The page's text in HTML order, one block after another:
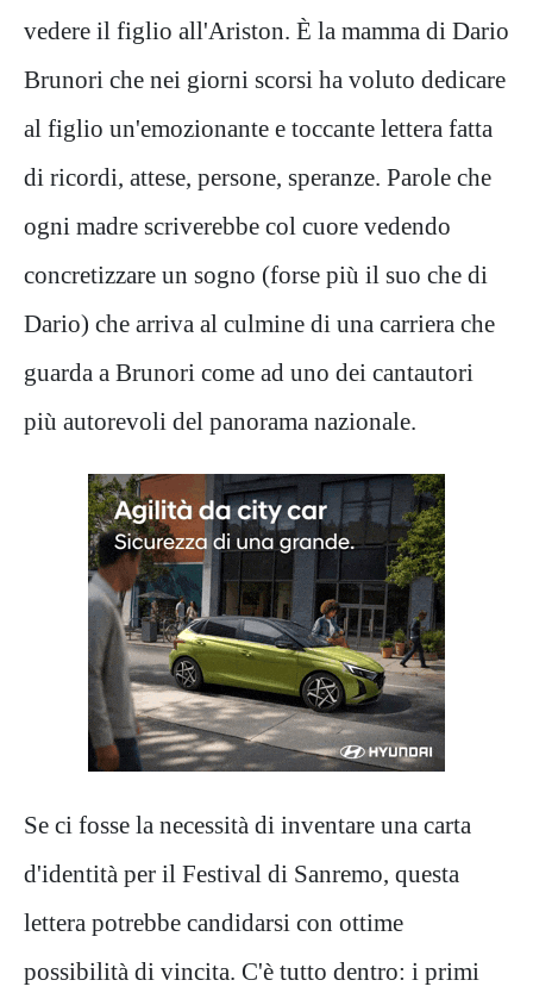
vedere il figlio all'Ariston. È la mamma di Dario
Brunori che nei giorni scorsi ha voluto dedicare
al figlio un'emozionante e toccante lettera fatta
di ricordi, attese, persone, speranze. Parole che
ogni madre scriverebbe col cuore vedendo
concretizzare un sogno (forse più il suo che di
Dario) che arriva al culmine di una carriera che
guarda a Brunori come ad uno dei cantautori
più autorevoli del panorama nazionale.
Se ci fosse la necessità di inventare una carta
d'identità per il Festival di Sanremo, questa
lettera potrebbe candidarsi con ottime
possibilità di vincita. C'è tutto dentro: i primi